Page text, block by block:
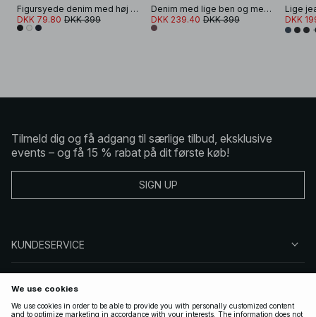
Figursyede denim med høj talje og plisserede detaljer
DKK 79.80 DKK 399
Denim med lige ben og mellemhøj talje
DKK 239.40 DKK 399
Lige
DKK
Tilmeld dig og få adgang til særlige tilbud, eksklusive
events – og få 15 % rabat på dit første køb!
SIGN UP
KUNDESERVICE